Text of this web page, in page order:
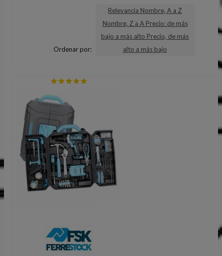
Ordenar por:
Relevancia Nombre, A a Z
Nombre, Z a A Precio: de más
bajo a más alto Precio, de más
alto a más bajo